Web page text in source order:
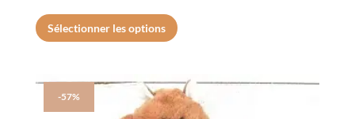
de
prix :
49.20€
Sélectionner les options
produit
variations.
Les
-57%